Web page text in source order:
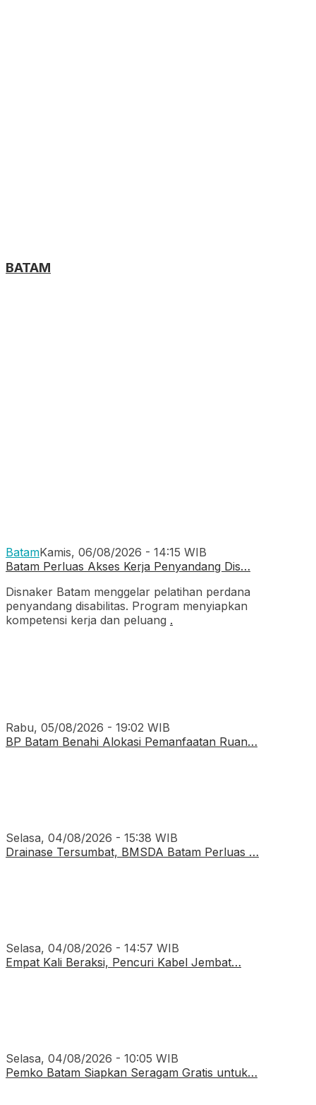
BATAM
BatamKamis, 06/08/2026 - 14:15 WIB
Batam Perluas Akses Kerja Penyandang Dis…
Disnaker Batam menggelar pelatihan perdana
penyandang disabilitas. Program menyiapkan
kompetensi kerja dan peluang .
Rabu, 05/08/2026 - 19:02 WIB
BP Batam Benahi Alokasi Pemanfaatan Ruan…
Selasa, 04/08/2026 - 15:38 WIB
Drainase Tersumbat, BMSDA Batam Perluas …
Selasa, 04/08/2026 - 14:57 WIB
Empat Kali Beraksi, Pencuri Kabel Jembat…
Selasa, 04/08/2026 - 10:05 WIB
Pemko Batam Siapkan Seragam Gratis untuk…